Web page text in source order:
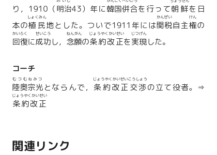
り，1910（明治43）年に韓国併合を行って朝鮮を日
本の植民
しょくみん
地とした。ついで1911年には関税
かんぜい
自主権
けん
の
回復
かいふく
に成功
せいこう
し， 念願
ねんがん
の条約改正
じょうやくかいせい
を実現
じつげん
した。
コーチ
陸奥宗光
むつむねみつ
とならんで， 条約改正交渉
じょうやくかいせいこうしょう
の立て役者。⇒
条約改正
じょうやくかいせい
関連リンク